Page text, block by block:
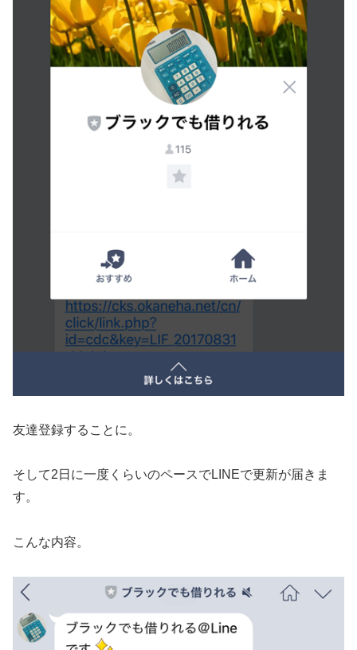
友達登録することに。
そして2日に一度くらいのペースでLINEで更新が届きま
す。
こんな内容。